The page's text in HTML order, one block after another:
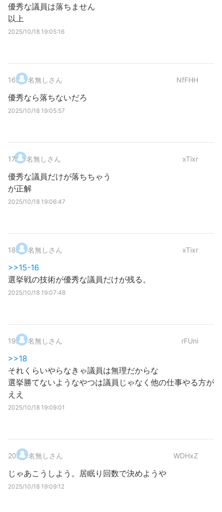
優秀な議員は落ちません
以上
2025/10/18 19:05:16
16. 名無しさん NfFHH
優秀なら落ちないだろ
2025/10/18 19:05:57
17. 名無しさん xTixr
優秀な議員だけが落ちちゃう
が正解
2025/10/18 19:06:47
18. 名無しさん xTixr
>>15-16
選挙戦の技術が優秀な議員だけが残る。
2025/10/18 19:07:48
19. 名無しさん rFUni
>>18
それくらいやらなきゃ議員は無理だからな
選挙勝てないようなやつは議員じゃなく他の仕事やる方が
ええ
2025/10/18 19:09:01
20. 名無しさん WDHxZ
じゃあこうしよう。居眠り回数で決めようや
2025/10/18 19:09:12